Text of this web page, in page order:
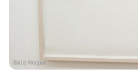
Getty Images